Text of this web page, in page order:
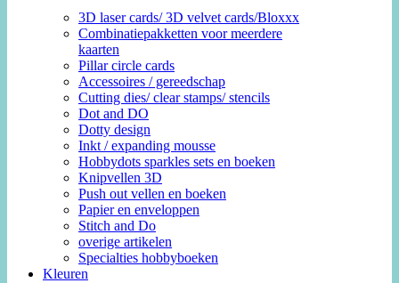
3D laser cards/ 3D velvet cards/Bloxxx
Combinatiepakketten voor meerdere
kaarten
Pillar circle cards
Accessoires / gereedschap
Cutting dies/ clear stamps/ stencils
Dot and DO
Dotty design
Inkt / expanding mousse
Hobbydots sparkles sets en boeken
Knipvellen 3D
Push out vellen en boeken
Papier en enveloppen
Stitch and Do
overige artikelen
Specialties hobbyboeken
Kleuren